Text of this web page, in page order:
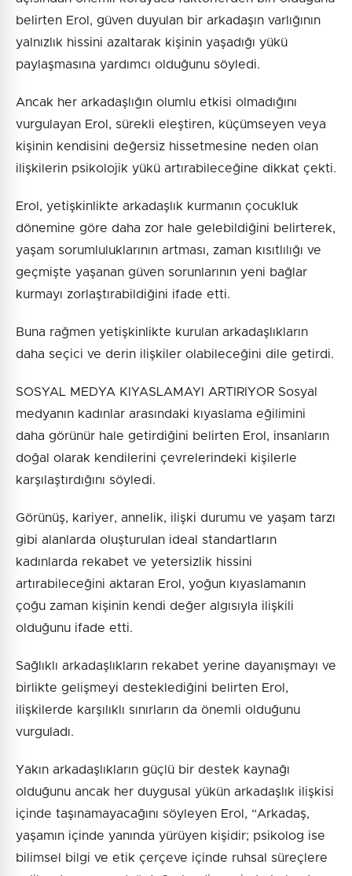
belirten Erol, güven duyulan bir arkadaşın varlığının
yalnızlık hissini azaltarak kişinin yaşadığı yükü
paylaşmasına yardımcı olduğunu söyledi.
Ancak her arkadaşlığın olumlu etkisi olmadığını
vurgulayan Erol, sürekli eleştiren, küçümseyen veya
kişinin kendisini değersiz hissetmesine neden olan
ilişkilerin psikolojik yükü artırabileceğine dikkat çekti.
Erol, yetişkinlikte arkadaşlık kurmanın çocukluk
dönemine göre daha zor hale gelebildiğini belirterek,
yaşam sorumluluklarının artması, zaman kısıtlılığı ve
geçmişte yaşanan güven sorunlarının yeni bağlar
kurmayı zorlaştırabildiğini ifade etti.
Buna rağmen yetişkinlikte kurulan arkadaşlıkların
daha seçici ve derin ilişkiler olabileceğini dile getirdi.
SOSYAL MEDYA KIYASLAMAYI ARTIRIYOR Sosyal
medyanın kadınlar arasındaki kıyaslama eğilimini
daha görünür hale getirdiğini belirten Erol, insanların
doğal olarak kendilerini çevrelerindeki kişilerle
karşılaştırdığını söyledi.
Görünüş, kariyer, annelik, ilişki durumu ve yaşam tarzı
gibi alanlarda oluşturulan ideal standartların
kadınlarda rekabet ve yetersizlik hissini
artırabileceğini aktaran Erol, yoğun kıyaslamanın
çoğu zaman kişinin kendi değer algısıyla ilişkili
olduğunu ifade etti.
Sağlıklı arkadaşlıkların rekabet yerine dayanışmayı ve
birlikte gelişmeyi desteklediğini belirten Erol,
ilişkilerde karşılıklı sınırların da önemli olduğunu
vurguladı.
Yakın arkadaşlıkların güçlü bir destek kaynağı
olduğunu ancak her duygusal yükün arkadaşlık ilişkisi
içinde taşınamayacağını söyleyen Erol, “Arkadaş,
yaşamın içinde yanında yürüyen kişidir; psikolog ise
bilimsel bilgi ve etik çerçeve içinde ruhsal süreçlere